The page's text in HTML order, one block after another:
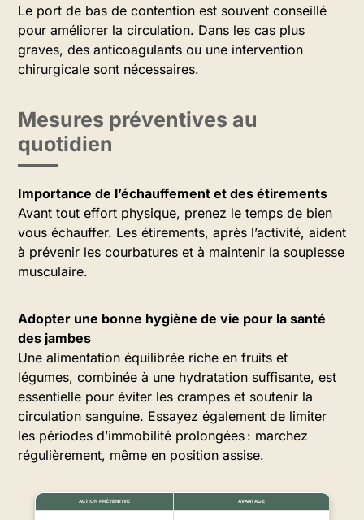
Le port de bas de contention est souvent conseillé
pour améliorer la circulation. Dans les cas plus
graves, des anticoagulants ou une intervention
chirurgicale sont nécessaires.
Mesures préventives au
quotidien
Importance de l’échauffement et des étirements
Avant tout effort physique, prenez le temps de bien
vous échauffer. Les étirements, après l’activité, aident
à prévenir les courbatures et à maintenir la souplesse
musculaire.
Adopter une bonne hygiène de vie pour la santé
des jambes
Une alimentation équilibrée riche en fruits et
légumes, combinée à une hydratation suffisante, est
essentielle pour éviter les crampes et soutenir la
circulation sanguine. Essayez également de limiter
les périodes d’immobilité prolongées : marchez
régulièrement, même en position assise.
ACTION PRÉVENTIVE AVANTAGE